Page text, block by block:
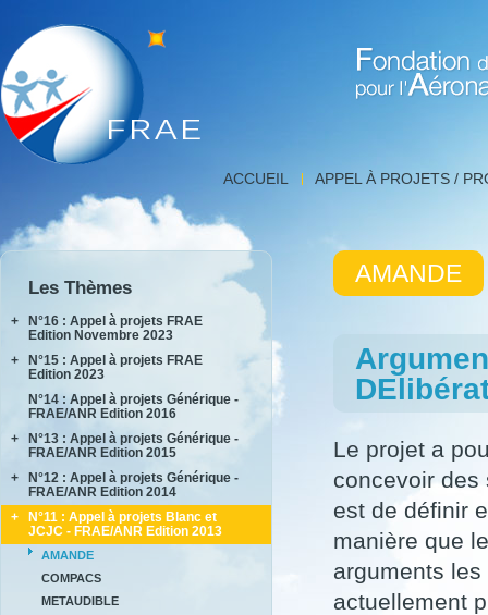
Détail
FNRAE
Fondation
de
Recherche
l'Aéronautique
l'Espace
ACCUEIL APPEL À PROJETS /
Les Thèmes
+
N°16 : Appel à projets FRAE
Edition Novembre 2023
INPACT
RAKEL
+
N°15 : Appel à projets FRAE
Edition 2023
AIDEAS
AIxIA
N°14 : Appel à projets Générique -
FRAE/ANR Edition 2016
+
N°13 : Appel à projets Générique -
FRAE/ANR Edition 2015
AIRTIUS
BRENNUS
COVERIF
FA2SCINAE
+
N°12 : Appel à projets Générique -
FRAE/ANR Edition 2014
ANVES
HighS-Ti
M-SCOT
MAPEE
MORE4LESS
+
N°11 : Appel à projets Blanc et
JCJC - FRAE/ANR Edition 2013
AMANDE
COMPACS
METAUDIBLE
AMANDE
Le projet a
concevoir des
est de définir
manière que
arguments
actuellement